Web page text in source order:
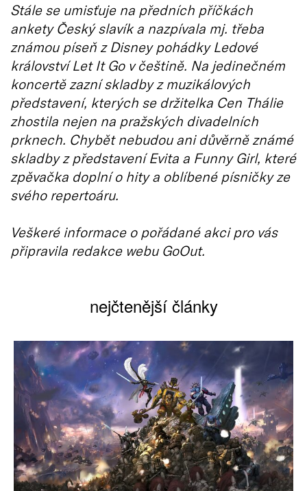
Stále se umisťuje na předních příčkách
ankety Český slavík a nazpívala mj. třeba
známou píseň z Disney pohádky Ledové
království Let It Go v češtině. Na jedinečném
koncertě zazní skladby z muzikálových
představení, kterých se držitelka Cen Thálie
zhostila nejen na pražských divadelních
prknech. Chybět nebudou ani důvěrně známé
skladby z představení Evita a Funny Girl, které
zpěvačka doplní o hity a oblíbené písničky ze
svého repertoáru.
Veškeré informace o pořádané akci pro vás
připravila redakce webu GoOut.
nejčtenější články